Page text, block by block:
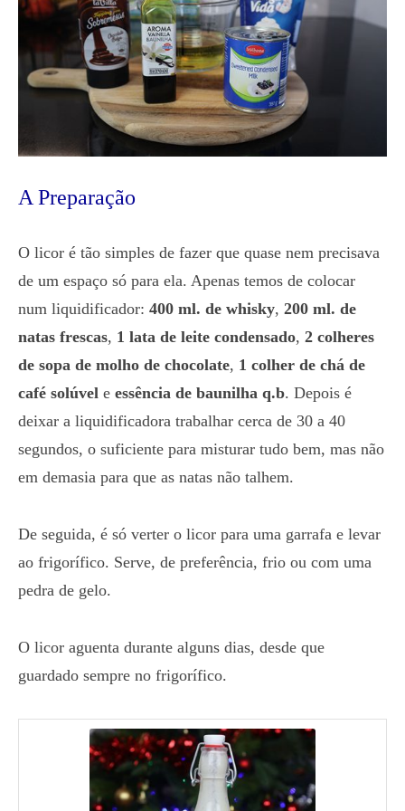
A Preparação
O licor é tão simples de fazer que quase nem precisava
de um espaço só para ela. Apenas temos de colocar
num liquidificador: 400 ml. de whisky, 200 ml. de
natas frescas, 1 lata de leite condensado, 2 colheres
de sopa de molho de chocolate, 1 colher de chá de
café solúvel e essência de baunilha q.b. Depois é
deixar a liquidificadora trabalhar cerca de 30 a 40
segundos, o suficiente para misturar tudo bem, mas não
em demasia para que as natas não talhem.
De seguida, é só verter o licor para uma garrafa e levar
ao frigorífico. Serve, de preferência, frio ou com uma
pedra de gelo.
O licor aguenta durante alguns dias, desde que
guardado sempre no frigorífico.